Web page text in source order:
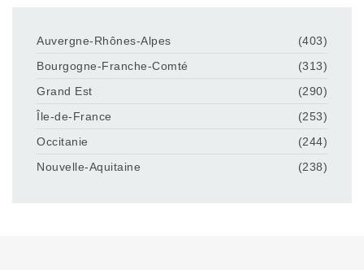
Auvergne-Rhônes-Alpes
(403)
Bourgogne-Franche-Comté
(313)
Grand Est
(290)
Île-de-France
(253)
Occitanie
(244)
Nouvelle-Aquitaine
(238)